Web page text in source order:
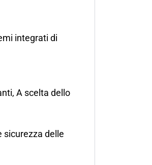
integrati di
A scelta dello
sicurezza delle